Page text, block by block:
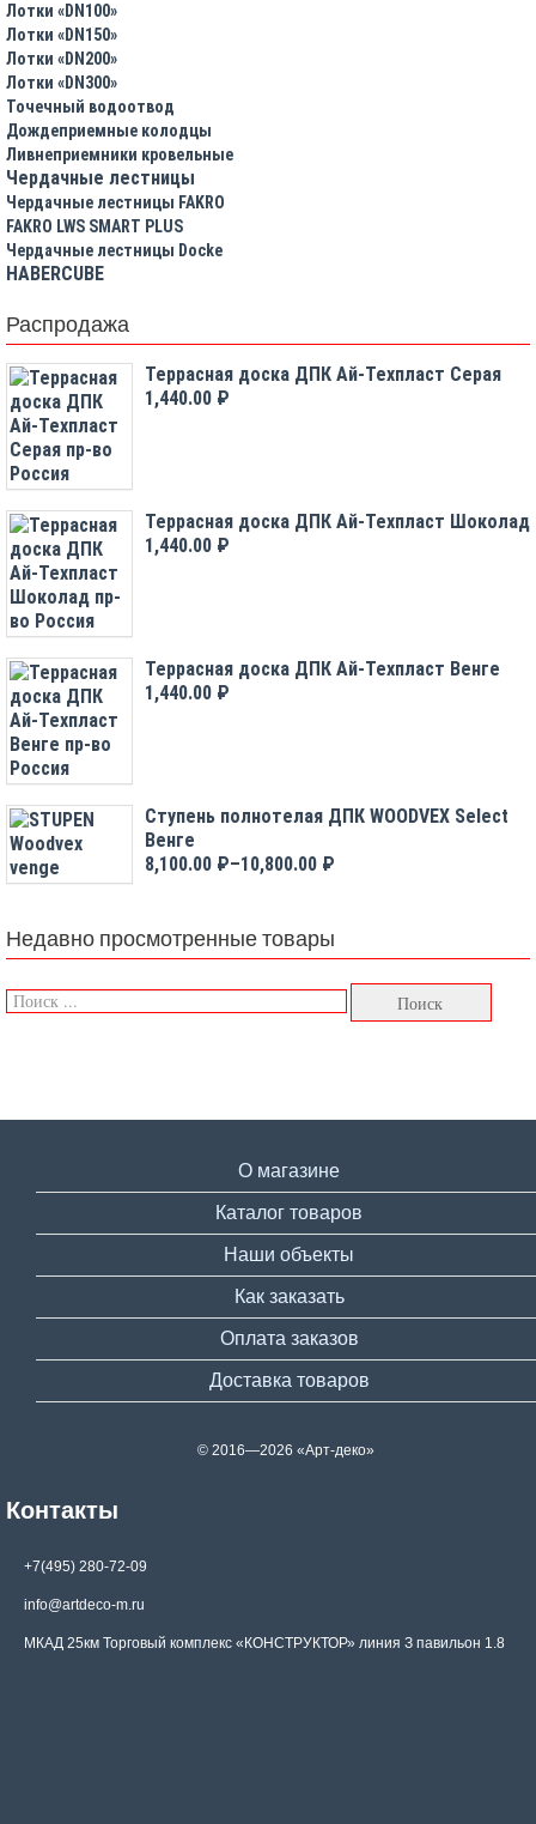
Лотки «DN100»
Лотки «DN150»
Лотки «DN200»
Лотки «DN300»
Точечный водоотвод
Дождеприемные колодцы
Ливнеприемники кровельные
Чердачные лестницы
Чердачные лестницы FAKRO
FAKRO LWS SMART PLUS
Чердачные лестницы Docke
HABERCUBE
Распродажа
Террасная доска ДПК Ай-Техпласт Серая
1,440.00 ₽
Террасная доска ДПК Ай-Техпласт Шоколад
1,440.00 ₽
Террасная доска ДПК Ай-Техпласт Венге
1,440.00 ₽
Ступень полнотелая ДПК WOODVEX Select
Венге
8,100.00 ₽–10,800.00 ₽
Недавно просмотренные товары
О магазине
Каталог товаров
Наши объекты
Как заказать
Оплата заказов
Доставка товаров
© 2016—2026 «Арт-деко»
Контакты
+7(495) 280-72-09
info@artdeco-m.ru
МКАД 25км Торговый комплекс «КОНСТРУКТОР» линия З павильон 1.8